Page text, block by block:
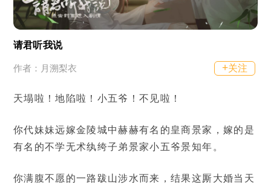
请君听我说
作者：月溯梨衣 +关注
天塌啦！地陷啦！小五爷！不见啦！
你代妹妹远嫁金陵城中赫赫有名的皇商景家，嫁的是
有名的不学无术纨绔子弟景家小五爷景知年。
你满腹不愿的一路跋山涉水而来，结果这厮大婚当天